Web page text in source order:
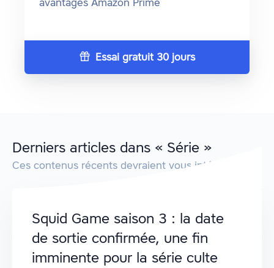
Essai gratuit 30 jours
Derniers articles dans « Série »
Ces contenus récents devraient vous intéresser.
Squid Game saison 3 : la date
de sortie confirmée, une fin
imminente pour la série culte